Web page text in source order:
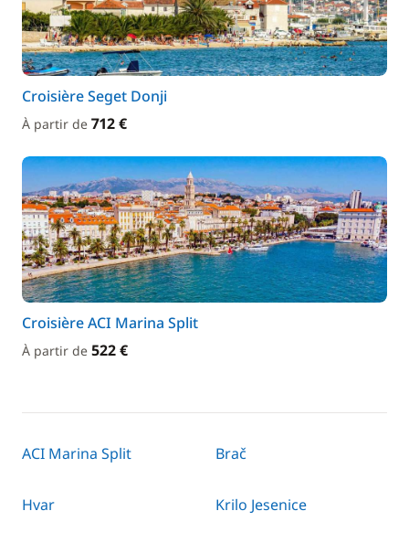
Croisière Seget Donji
À partir de 712 €
Croisière ACI Marina Split
À partir de 522 €
ACI Marina Split Brač
Hvar Krilo Jesenice